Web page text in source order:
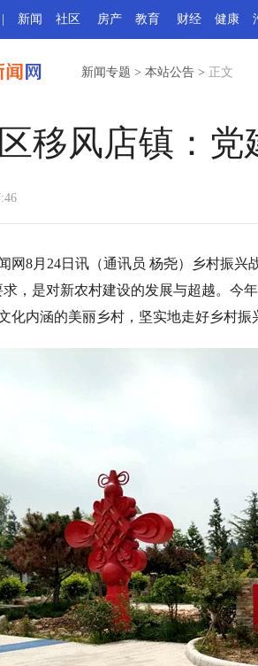
新闻 社区 房产 教育 财经 健康
新闻专题 > 本站公告 > 正文
移风店镇：
网8月24日讯（通讯员 杨尧）乡村振
求，是对新农村建设的发展与超越。今
化内涵的美丽乡村，坚实地走好乡村振